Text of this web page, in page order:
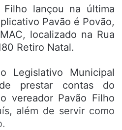
Filho lançou na última
Pavão é Povão,
localizado na Rua
Retiro Natal.
Legislativo Municipal
prestar contas do
vereador Pavão Filho
além de servir como